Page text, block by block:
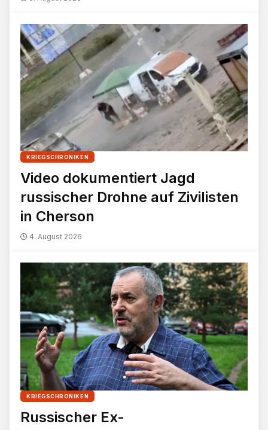
KRIEGSCHRONIKEN
Video dokumentiert Jagd
russischer Drohne auf Zivilisten
in Cherson
4. August 2026
KRIEGSCHRONIKEN
Russischer Ex-